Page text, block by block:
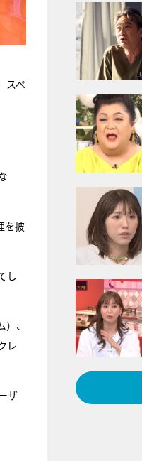
スペ
を披
し
、
レ
ザ